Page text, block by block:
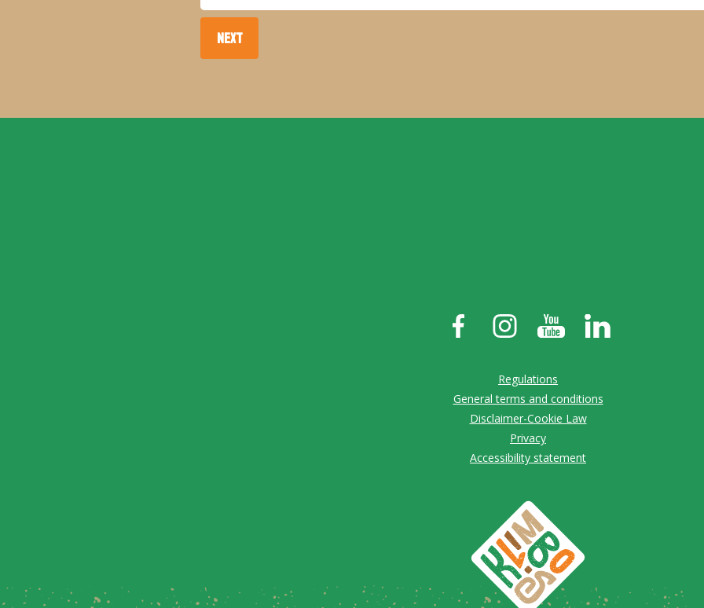
NEXT
Regulations
General terms and conditions
Disclaimer-Cookie Law
Privacy
Accessibility statement